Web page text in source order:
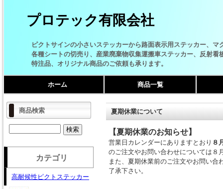
プロテック有限会社
ピクトサインの小さいステッカーから路面表示用ステッカー、マ
各種シートの切売り、産業廃棄物収集運搬車ステッカー、反射看
特注品、オリジナル商品のご依頼も承ります。
ホーム 商品一覧
夏期休業について
【夏期休業のお知らせ】
営業日カレンダーにありますとおり ８
のご注文やお問い合わせについては８
また、夏期休業前のご注文やお問い合
了承下さい。
商品検索
カテゴリ
高耐候性ピクトステッカー